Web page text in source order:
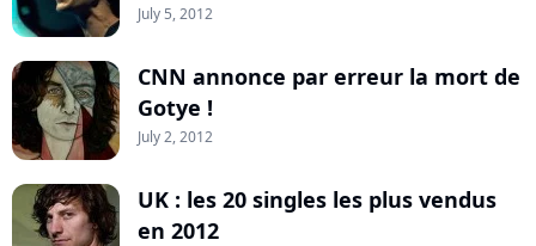
July 5, 2012
CNN annonce par erreur la mort de
Gotye !
July 2, 2012
UK : les 20 singles les plus vendus
en 2012